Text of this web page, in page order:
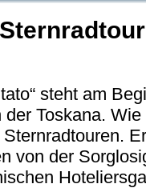
steht am
Toskana.
von der